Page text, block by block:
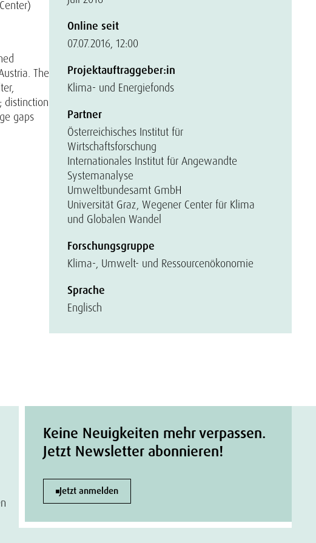
The
distinction
gaps
Online seit
07.07.2016, 12:00
Projektauftraggeber:in
Klima- und Energiefonds
Partner
Österreichisches Institut für
Wirtschaftsforschung
Internationales Institut für Angewandte
Systemanalyse
Umweltbundesamt GmbH
Universität Graz, Wegener Center für Klima
und Globalen Wandel
Forschungsgruppe
Klima-, Umwelt- und Ressourcenökonomie
Sprache
Englisch
Keine Neuigkeiten mehr verpassen.
Jetzt Newsletter abonnieren!
Jetzt anmelden